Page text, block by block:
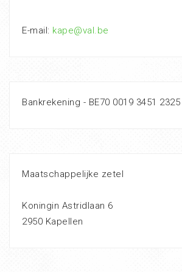
E-mail: kape@val.be
Bankrekening - BE70 0019 3451 2325
Maatschappelijke zetel
Koningin Astridlaan 6
2950 Kapellen